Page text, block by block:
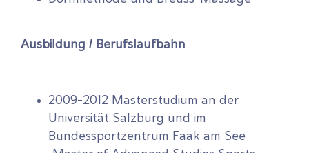
Ausbildung / Berufslaufbahn
2009-2012 Masterstudium an der
Universität Salzburg und im
Bundessportzentrum Faak am See